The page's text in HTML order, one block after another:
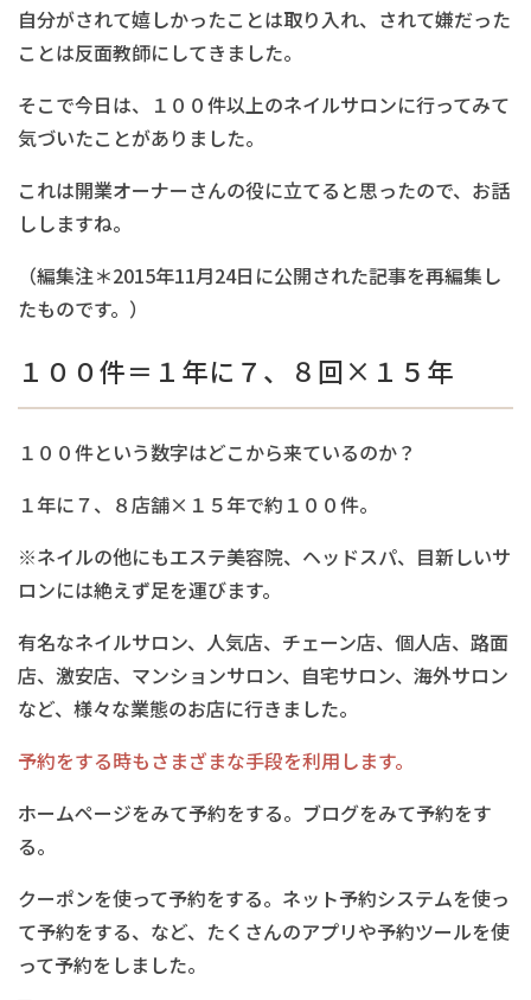
自分がされて嬉しかったことは取り入れ、されて嫌だった
ことは反面教師にしてきました。
そこで今日は、１００件以上のネイルサロンに行ってみて
気づいたことがありました。
これは開業オーナーさんの役に立てると思ったので、お話
ししますね。
（編集注＊2015年11月24日に公開された記事を再編集し
たものです。）
１００件＝１年に７、８回×１５年
１００件という数字はどこから来ているのか？
１年に７、８店舗×１５年で約１００件。
※ネイルの他にもエステ美容院、ヘッドスパ、目新しいサ
ロンには絶えず足を運びます。
有名なネイルサロン、人気店、チェーン店、個人店、路面
店、激安店、マンションサロン、自宅サロン、海外サロン
など、様々な業態のお店に行きました。
予約をする時もさまざまな手段を利用します。
ホームページをみて予約をする。ブログをみて予約をす
る。
クーポンを使って予約をする。ネット予約システムを使っ
て予約をする、など、たくさんのアプリや予約ツールを使
って予約をしました。